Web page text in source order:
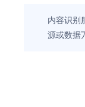
内容识别
源或数据